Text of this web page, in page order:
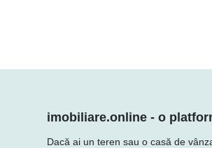
imobiliare.online - o
Dacă ai un teren sau o casă de